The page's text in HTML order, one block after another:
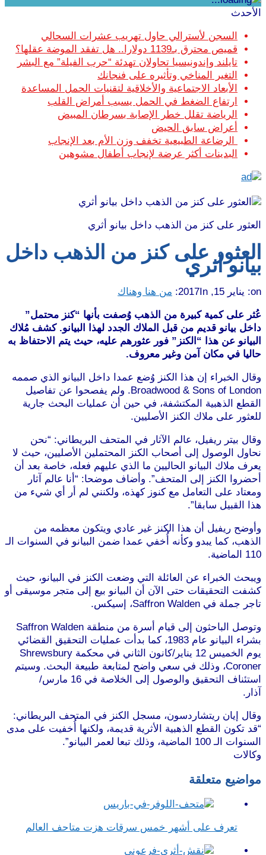
الأحدث
السجن لأسترالي حاول تهريب عشرات السحالي
قميص محترق بـ1139 دولارا.. هل تفقد الموضة عقلها؟
تايلند وإندونيسيا تحاولان تهدئة “حرب الفيلة” مع البشر
التغير المناخي وتأثيره على فنجانك
الأبعاد الاجتماعية والأخلاقية لتقنيات الحمل المساعدة
ارتفاع الضغط في الحمل يسبب أمراض القلب
الرياضة تقلل خطر الإصابة بسرطان المبيض
أعراض سابق الحيض
الرضاعة الطبيعية تخفف وزن الأم بعد الإنجاب
البدينات أكثر عرضة لإنجاب أطفال مشوهين
العثور على كنز من الذهب داخل بيانو أثري
العثور على كنز من الذهب داخل
بيانو أثري
on: يناير 15, 2017 In: من هنا وهناك
عُثر على كمية كبيرة من الذهب وُصفت بأنها “كنز محتمل”
داخل بيانو قديم من قبل الملاك الجدد لهذا البيانو. كشف مُلاك
البيانو عن هذا “الكنز” فور عثورهم عليه، حيث يتم الاحتفاظ به
حاليا في مكان آمن وغير معروف.
وقال الخبراء إن هذا الكنز وُضع عمدا داخل البيانو الذي صممه
Broadwood & Sons of London. ولم يفصحوا عن تفاصيل
القطع الذهبية المكتشفة، في حين أن عمليات البحث جارية
للعثور على ملاك الكنز الأصليين.
وقال بيتر ريفيل، عالم الآثار في المتحف البريطاني: “نحن
نحاول الوصول إلى أصحاب الكنز المحتملين الأصليين، حيث لا
يعرف ملاك البيانو الحاليين ما الذي عليهم فعله، خاصة بعد أن
أحضروا الكنز إلى المتحف”. وأضاف موضحا: “أنا عالم آثار
ومعتاد على التعامل مع كنوز كهذه، ولكنني لم أر أي شيء من
هذا القبيل سابقا”.
وأوضح ريفيل أن هذا الكنز غير عادي ويتكون معظمه من
الذهب، كما يبدو وكأنه أُخفي عمدا ضمن البيانو في السنوات الـ
110 الماضية.
ويبحث الخبراء عن العائلة التي وضعت الكنز في البيانو، حيث
كشفت التحقيقات حتى الآن أن البيانو بيع إلى متجر موسيقى أو
تاجر جملة في Saffron Walden، إسيكس.
وتوصل الباحثون إلى قيام أسرة من منطقة Saffron Walden
بشراء البيانو عام 1983، كما بدأت عمليات التحقيق القضائي
يوم الخميس 12 يناير/كانون الثاني في محكمة Shrewsbury
Coroner، وذلك في سعي واضح لمتابعة طبيعة البحث. وسيتم
استئناف التحقيق والوصول إلى الخلاصة في 16 مارس/
آذار.
وقال إيان ريتشاردسون، مسجل الكنز في المتحف البريطاني:
“قد تكون القطع الذهبية الأثرية قديمة، ولكنها أُخفيت على مدى
السنوات الـ 100 الماضية، وذلك تبعا لعمر البيانو”.
وكالات
مواضيع متعلقة
تعرف على أشهر خمس سرقات هزت متاحف العالم